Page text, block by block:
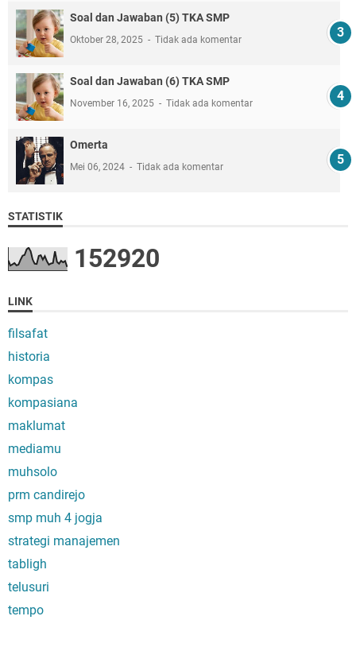
Soal dan Jawaban (5) TKA SMP
Oktober 28, 2025 Tidak ada komentar
Soal dan Jawaban (6) TKA SMP
November 16, 2025 Tidak ada komentar
Omerta
Mei 06, 2024 Tidak ada komentar
STATISTIK
152920
LINK
filsafat
historia
kompas
kompasiana
maklumat
mediamu
muhsolo
prm candirejo
smp muh 4 jogja
strategi manajemen
tabligh
telusuri
tempo